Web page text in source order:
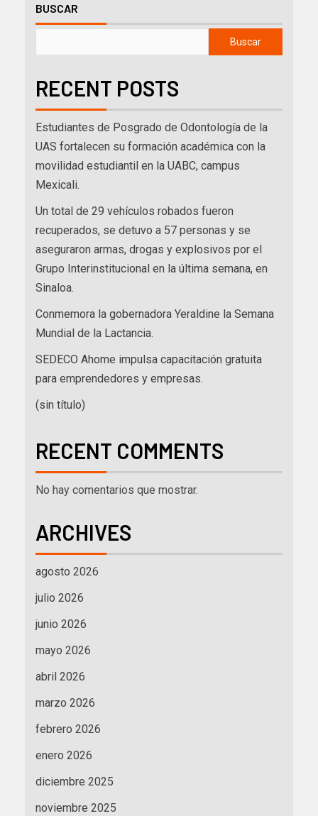
BUSCAR
Buscar
RECENT POSTS
Estudiantes de Posgrado de Odontología de la
UAS fortalecen su formación académica con la
movilidad estudiantil en la UABC, campus
Mexicali.
Un total de 29 vehículos robados fueron
recuperados, se detuvo a 57 personas y se
aseguraron armas, drogas y explosivos por el
Grupo Interinstitucional en la última semana, en
Sinaloa.
Conmemora la gobernadora Yeraldine la Semana
Mundial de la Lactancia.
SEDECO Ahome impulsa capacitación gratuita
para emprendedores y empresas.
(sin título)
RECENT COMMENTS
No hay comentarios que mostrar.
ARCHIVES
agosto 2026
julio 2026
junio 2026
mayo 2026
abril 2026
marzo 2026
febrero 2026
enero 2026
diciembre 2025
noviembre 2025